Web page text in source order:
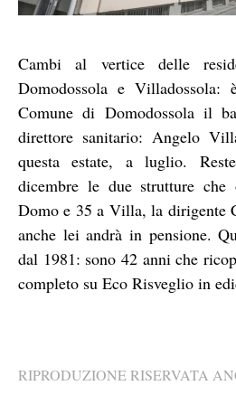
Cambi al vertice delle
Domodossola e Villadossola:
Comune di Domodossola il
direttore sanitario: Angelo
questa estate, a luglio.
dicembre le due strutture
Domo e 35 a Villa, la dirigente
anche lei andrà in pensione.
dal 1981: sono 42 anni che
completo su Eco Risveglio in
RIPRODUZIONE RISERVATA